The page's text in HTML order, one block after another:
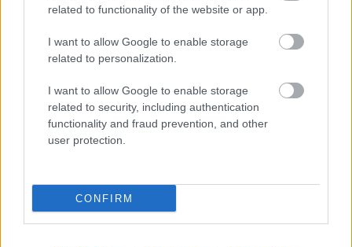
related to functionality of the website or app.
I want to allow Google to enable storage
related to personalization.
I want to allow Google to enable storage
related to security, including authentication
functionality and fraud prevention, and other
user protection.
CONFIRM